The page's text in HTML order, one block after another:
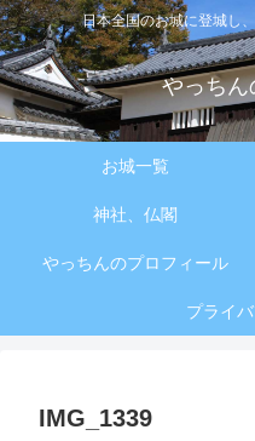
日本全国のお城に登城し
やっちん
お城一覧
神社、仏閣
やっちんのプロフィール
プライ
IMG_1339